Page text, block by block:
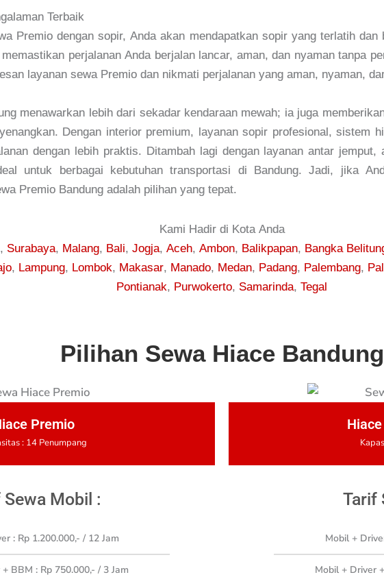
Terbaik
Premio dengan sopir, Anda akan mendapatkan sopir yang terlatih dan
perjalanan Anda berjalan lancar, aman, dan nyaman tanpa
layanan sewa Premio dan nikmati perjalanan yang aman, nyaman,
menawarkan lebih dari sekadar kendaraan mewah; ia juga
Dengan interior premium, layanan sopir profesional, sistem
dengan lebih praktis. Ditambah lagi dengan layanan antar
untuk berbagai kebutuhan transportasi di Bandung. Jadi, jika
Premio Bandung adalah pilihan yang tepat.
Kami Hadir di Kota Anda
, Surabaya, Malang, Bali, Jogja, Aceh, Ambon, Balikpapan, Bangka
, Lampung, Lombok, Makasar, Manado, Medan, Padang, Palembang,
Pontianak, Purwokerto, Samarinda, Tegal
Pilihan Sewa Hiace Bandung
Premio
: 14 Penumpang
Sewa Mobil :
: Rp 1.200.000,- / 12 Jam
BBM : Rp 750.000,- / 3 Jam
Tarif
Mobil +
Mobil + Driver